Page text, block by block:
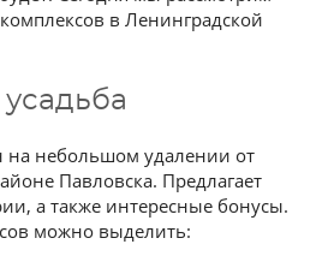
в Ленинградской
на небольшом удалении от
Павловска. Предлагает
а также интересные бонусы.
можно выделить: